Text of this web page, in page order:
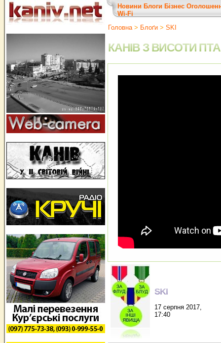
Новини Блоги Бізнес
Wi-Fi
Головна> Блоґи > SKI
КАНIВ З ВИСОТИ
SKI
17 серпня 2017,
17:40